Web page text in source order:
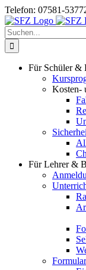
Zum
Inhalt
springen
Telefon: 07581-
Suche
nach:
Für Schüler &
Kosten-
Für Lehrer &